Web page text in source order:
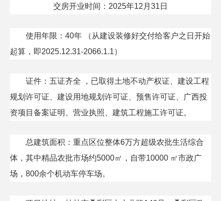
交房开业时间：2025年12月31日
使用年限：40年 （从建设装修好交付给客户之日开始
起算，即2025.12.31-2066.1.1）
证件：五证齐全 ，已取得土地不动产权证、建设工程
规划许可证、建设用地规划许可证、预售许可证、广西投
资项目备案证明、营业执照、建筑工程施工许可证。
总建筑面积：重点区位整体6万方超级农批生活综合
体，其中精品农批市场约5000㎡，自带10000 ㎡市政广
场，800余个机动车停车场。